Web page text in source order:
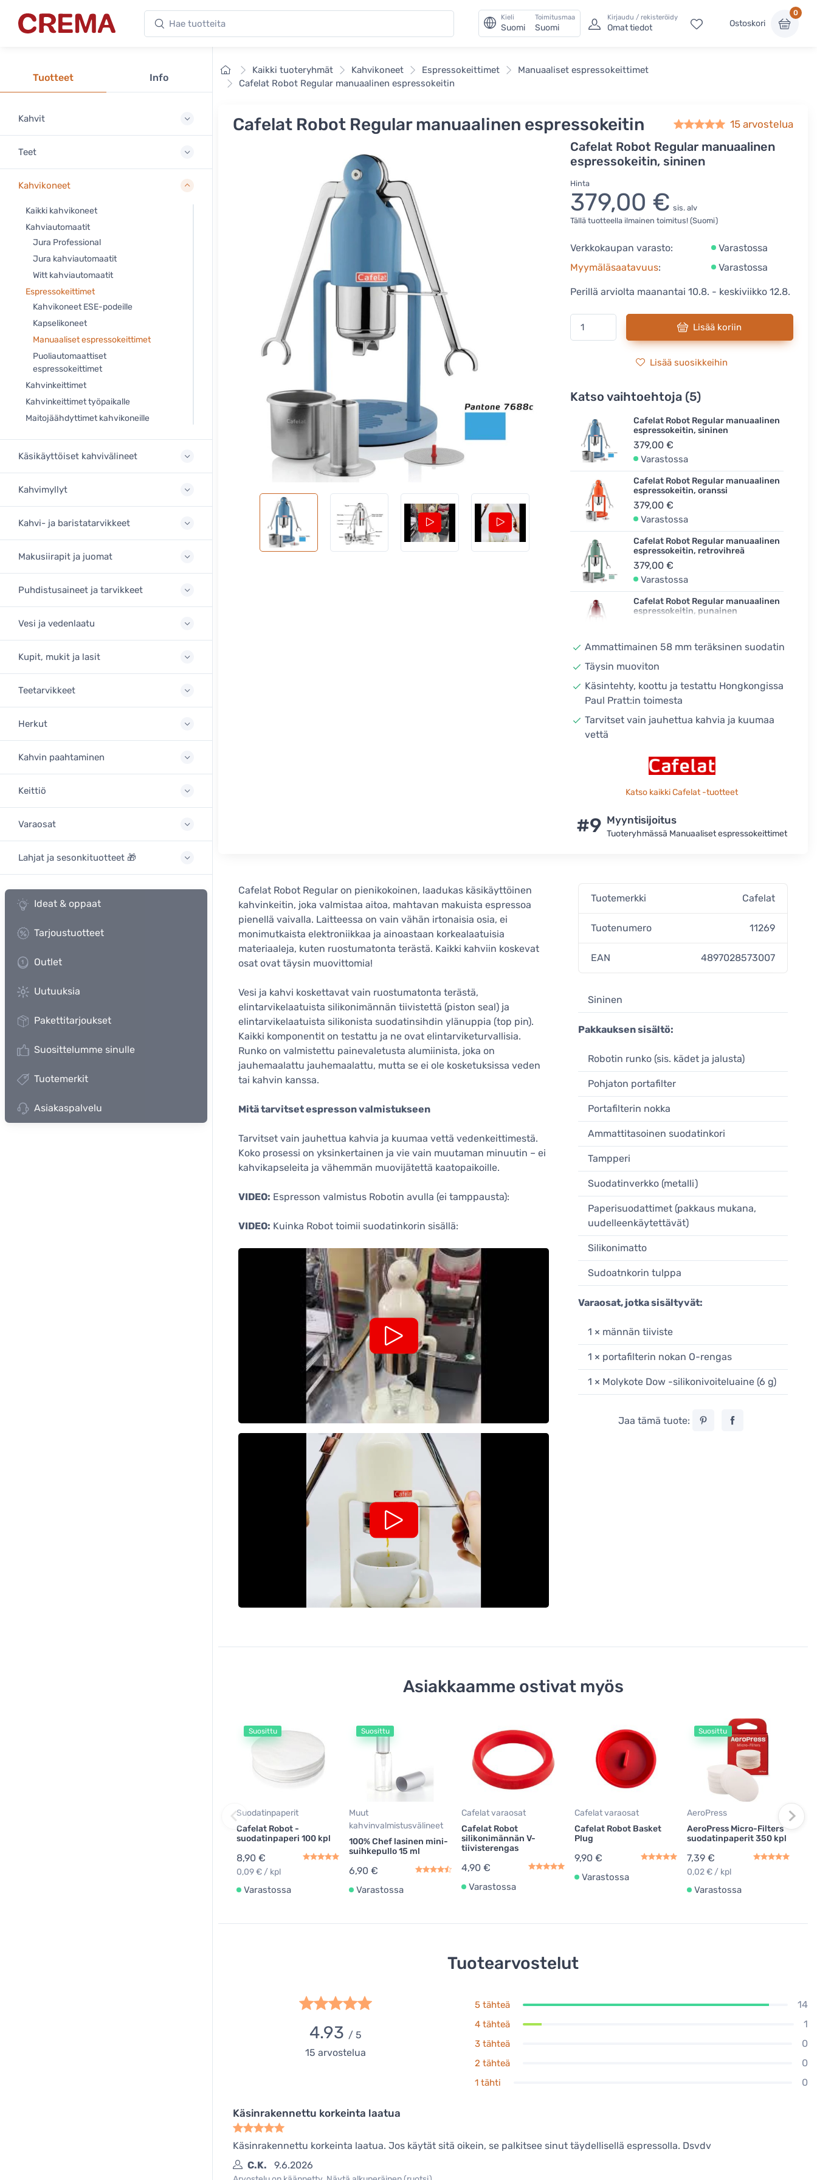
Crema Hae tuotteita Kieli
Suomi
Toimitusmaa
Suomi
Kirjaudu / rekisteröidy
Omat tiedot Ostoskori
0
Tuotteet Info
Kahvit
Teet
Kahvikoneet
Kaikki kahvikoneet
Kahviautomaatit
Jura Professional
Jura kahviautomaatit
Witt kahviautomaatit
Espressokeittimet
Kahvikoneet ESE-podeille
Kapselikoneet
Manuaaliset espressokeittimet
Puoliautomaattiset
espressokeittimet
Kahvinkeittimet
Kahvinkeittimet työpaikalle
Maitojäähdyttimet kahvikoneille
Käsikäyttöiset kahvivälineet
Kahvimyllyt
Kahvi- ja baristatarvikkeet
Makusiirapit ja juomat
Puhdistusaineet ja tarvikkeet
Vesi ja vedenlaatu
Kupit, mukit ja lasit
Teetarvikkeet
Herkut
Kahvin paahtaminen
Keittiö
Varaosat
Lahjat ja sesonkituotteet 🎁
Ideat & oppaat
Tarjoustuotteet
Outlet
Uutuuksia
Pakettitarjoukset
Suosittelumme sinulle
Tuotemerkit
Asiakaspalvelu
EtusivuKaikki tuoteryhmät Kahvikoneet Espressokeittimet
Manuaaliset espressokeittimet
Cafelat Robot Regular manuaalinen espressokeitin
Cafelat Robot Regular manuaalinen espressokeitin 15 arvostelua
Cafelat Robot Regular manuaalinen
espressokeitin, sininen
Hinta
379,00 € sis. alv
Tällä tuotteella ilmainen toimitus! (Suomi)
Verkkokaupan varasto:
Varastossa
Myymäläsaatavuus: Varastossa
Perillä arviolta maanantai 10.8. - keskiviikko 12.8.
Lisää koriin
Lisää suosikkeihin
Katso vaihtoehtoja (5)
Cafelat Robot Regular manuaalinen
espressokeitin, sininen
379,00 €
Varastossa
Cafelat Robot Regular manuaalinen
espressokeitin, oranssi
379,00 €
Varastossa
Cafelat Robot Regular manuaalinen
espressokeitin, retrovihreä
379,00 €
Varastossa
Cafelat Robot Regular manuaalinen
espressokeitin, punainen
Cafelat Robot Regular manuaalinen
espressokeitin, musta
379,00 €
Varastossa
Ammattimainen 58 mm teräksinen suodatin
Täysin muoviton
Käsintehty, koottu ja testattu Hongkongissa
Paul Pratt:in toimesta
Tarvitset vain jauhettua kahvia ja kuumaa
vettä
Katso kaikki Cafelat -tuotteet
#9 Myyntisijoitus
Tuoteryhmässä Manuaaliset espressokeittimet
Cafelat Robot Regular on pienikokoinen, laadukas käsikäyttöinen
kahvinkeitin, joka valmistaa aitoa, mahtavan makuista espressoa
pienellä vaivalla. Laitteessa on vain vähän irtonaisia osia, ei
monimutkaista elektroniikkaa ja ainoastaan korkealaatuisia
materiaaleja, kuten ruostumatonta terästä. Kaikki kahviin koskevat
osat ovat täysin muovittomia!
Vesi ja kahvi koskettavat vain ruostumatonta terästä,
elintarvikelaatuista silikonimännän tiivistettä (piston seal) ja
elintarvikelaatuista silikonista suodatinsihdin ylänuppia (top pin).
Kaikki komponentit on testattu ja ne ovat elintarviketurvallisia.
Runko on valmistettu painevaletusta alumiinista, joka on
jauhemaalattu jauhemaalattu, mutta se ei ole kosketuksissa veden
tai kahvin kanssa.
Mitä tarvitset espresson valmistukseen
Tarvitset vain jauhettua kahvia ja kuumaa vettä vedenkeittimestä.
Koko prosessi on yksinkertainen ja vie vain muutaman minuutin – ei
kahvikapseleita ja vähemmän muovijätettä kaatopaikoille.
VIDEO: Espresson valmistus Robotin avulla (ei tamppausta):
VIDEO: Kuinka Robot toimii suodatinkorin sisällä:
Tuotemerkki Cafelat
Tuotenumero 11269
EAN 4897028573007
Sininen
Pakkauksen sisältö:
Robotin runko (sis. kädet ja jalusta)
Pohjaton portafilter
Portafilterin nokka
Ammattitasoinen suodatinkori
Tampperi
Suodatinverkko (metalli)
Paperisuodattimet (pakkaus mukana,
uudelleenkäytettävät)
Silikonimatto
Sudoatnkorin tulppa
Varaosat, jotka sisältyvät:
1 × männän tiiviste
1 × portafilterin nokan O-rengas
1 × Molykote Dow -silikonivoiteluaine (6 g)
Jaa tämä tuote:
Asiakkaamme ostivat myös
Suosittu
Suodatinpaperit
Cafelat Robot -
suodatinpaperi 100 kpl
8,90 €
0,09 € / kpl
Varastossa
Suosittu
Muut
kahvinvalmistusvälineet
100% Chef lasinen mini-
suihkepullo 15 ml
6,90 €
Varastossa
Cafelat varaosat
Cafelat Robot
silikonimännän V-
tiivisterengas
4,90 €
Varastossa
Cafelat varaosat
Cafelat Robot Basket
Plug
9,90 €
Varastossa
Suosittu
AeroPress
AeroPress Micro-Filters
suodatinpaperit 350 kpl
7,39 €
0,02 € / kpl
Varastossa
Tuotearvostelut
4.93 / 5
15 arvostelua
5 tähteä 14
4 tähteä 1
3 tähteä 0
2 tähteä 0
1 tähti 0
Käsinrakennettu korkeinta laatua
Käsinrakennettu korkeinta laatua. Jos käytät sitä oikein, se palkitsee sinut täydellisellä espressolla. Dsvdv
C.K.
9.6.2026